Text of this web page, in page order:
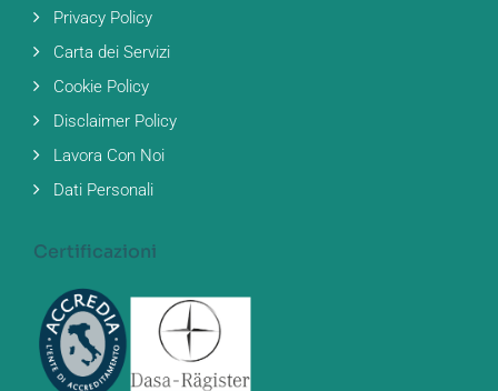
Privacy Policy
Carta dei Servizi
Cookie Policy
Disclaimer Policy
Lavora Con Noi
Dati Personali
Certificazioni